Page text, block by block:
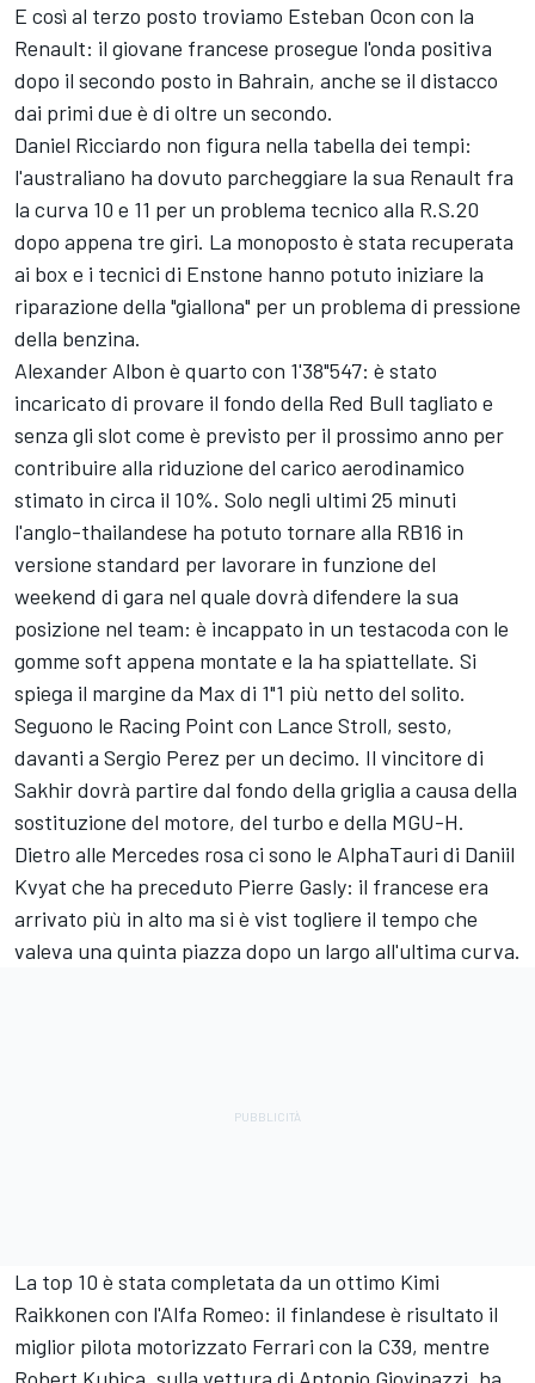
E così al terzo posto troviamo Esteban Ocon con la
Renault: il giovane francese prosegue l'onda positiva
dopo il secondo posto in Bahrain, anche se il distacco
dai primi due è di oltre un secondo.
Daniel Ricciardo non figura nella tabella dei tempi:
l'australiano ha dovuto parcheggiare la sua Renault fra
la curva 10 e 11 per un problema tecnico alla R.S.20
dopo appena tre giri. La monoposto è stata recuperata
ai box e i tecnici di Enstone hanno potuto iniziare la
riparazione della "giallona" per un problema di pressione
della benzina.
Alexander Albon è quarto con 1'38"547: è stato
incaricato di provare il fondo della Red Bull tagliato e
senza gli slot come è previsto per il prossimo anno per
contribuire alla riduzione del carico aerodinamico
stimato in circa il 10%. Solo negli ultimi 25 minuti
l'anglo-thailandese ha potuto tornare alla RB16 in
versione standard per lavorare in funzione del
weekend di gara nel quale dovrà difendere la sua
posizione nel team: è incappato in un testacoda con le
gomme soft appena montate e la ha spiattellate. Si
spiega il margine da Max di 1"1 più netto del solito.
Seguono le Racing Point con Lance Stroll, sesto,
davanti a Sergio Perez per un decimo. Il vincitore di
Sakhir dovrà partire dal fondo della griglia a causa della
sostituzione del motore, del turbo e della MGU-H.
Dietro alle Mercedes rosa ci sono le AlphaTauri di Daniil
Kvyat che ha preceduto Pierre Gasly: il francese era
arrivato più in alto ma si è vist togliere il tempo che
valeva una quinta piazza dopo un largo all'ultima curva.
La top 10 è stata completata da un ottimo Kimi
Raikkonen con l'Alfa Romeo: il finlandese è risultato il
miglior pilota motorizzato Ferrari con la C39, mentre